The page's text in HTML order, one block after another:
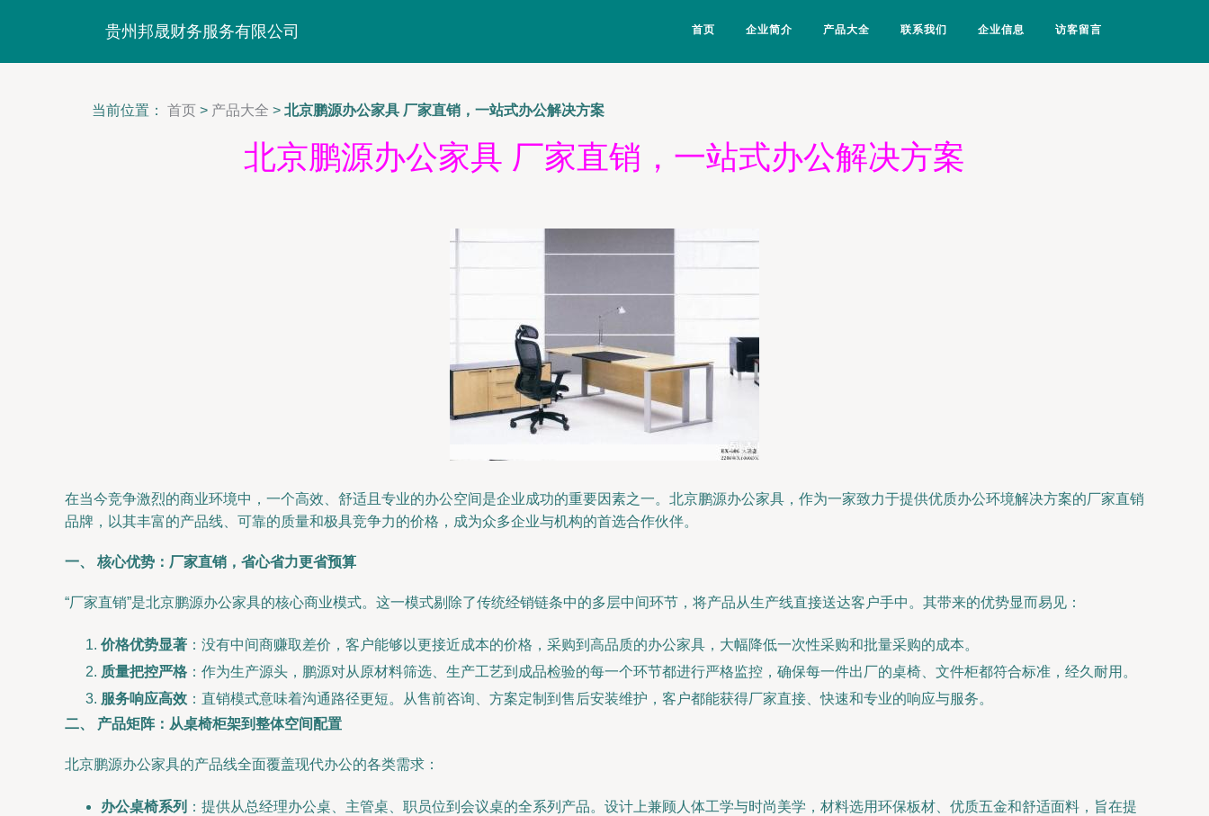
贵州邦晟财务服务有限公司 首页 企业简介 产品大全 联系我们 企业信息 访客留言
当前位置： 首页 > 产品大全 > 北京鹏源办公家具 厂家直销，一站式办公解决方案
北京鹏源办公家具 厂家直销，一站式办公解决方案
在当今竞争激烈的商业环境中，一个高效、舒适且专业的办公空间是企业成功的重要因素之一。北京鹏源办公家具，作为一家致力于提供优质办公环境解决方案的厂家直销
品牌，以其丰富的产品线、可靠的质量和极具竞争力的价格，成为众多企业与机构的首选合作伙伴。
一、 核心优势：厂家直销，省心省力更省预算
“厂家直销”是北京鹏源办公家具的核心商业模式。这一模式剔除了传统经销链条中的多层中间环节，将产品从生产线直接送达客户手中。其带来的优势显而易见：
价格优势显著 ：没有中间商赚取差价，客户能够以更接近成本的价格，采购到高品质的办公家具，大幅降低一次性采购和批量采购的成本。
质量把控严格 ：作为生产源头，鹏源对从原材料筛选、生产工艺到成品检验的每一个环节都进行严格监控，确保每一件出厂的桌椅、文件柜都符合标准，经久耐用。
服务响应高效 ：直销模式意味着沟通路径更短。从售前咨询、方案定制到售后安装维护，客户都能获得厂家直接、快速和专业的响应与服务。
二、 产品矩阵：从桌椅柜架到整体空间配置
北京鹏源办公家具的产品线全面覆盖现代办公的各类需求：
办公桌椅系列 ：提供从总经理办公桌、主管桌、职员位到会议桌的全系列产品。设计上兼顾人体工学与时尚美学，材料选用环保板材、优质五金和舒适面料，旨在提